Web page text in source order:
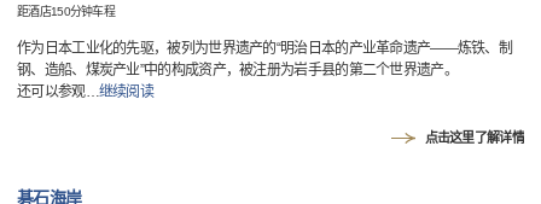
距酒店150分钟车程
作为日本工业化的先驱，被列为世界遗产的“明治日本的产业革命遗产——炼铁、制
钢、造船、煤炭产业”中的构成资产，被注册为岩手县的第二个世界遗产。
还可以参观…继续阅读
点击这里了解详情
碁石海岸